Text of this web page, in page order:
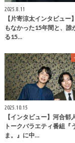
2025.8.11
【片寄涼太インタビュー
もなかった15年間と、誰
る15…
2025.10.15
【インタビュー】河合郁
トークバラエティ番組『
ま。』に中…